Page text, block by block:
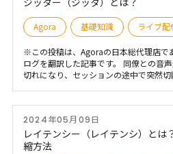
Agora 基礎知識 ライブ配
※この投稿は、Agoraの日本総代理店で
ログを翻訳した記事です。 同僚との音
切れになり、セッションの途中で突然
性があるため、開発者がアプリケーシ
回避できるように理解することは重要な
クのジッターとは何ですか? さらに重
減らすことができますか? この開発者向
2024年05月09日
レイテンシー（レイテンシ）とは
縮方法